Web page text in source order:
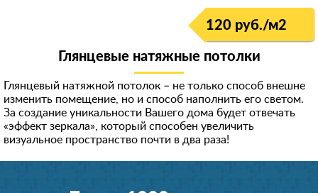
120 руб./м2
Глянцевые натяжные потолки
Глянцевый натяжной потолок – не только способ внешне
изменить помещение, но и способ наполнить его светом.
За создание уникальности Вашего дома будет отвечать
«эффект зеркала», который способен увеличить
визуальное пространство почти в два раза!